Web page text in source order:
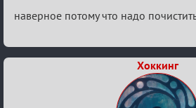
наверное потому что надо
Хоккинг